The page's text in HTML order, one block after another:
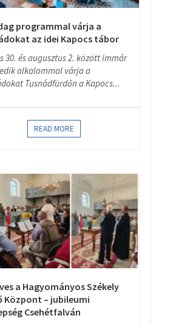
programmal várja a
az idei Kapocs tábor
30. és augusztus 2. között immár
alkalommal várja a
Tusnádfürdőn a Kapocs...
READ MORE
a Hagyományos Székely
Központ – jubileumi
Csehétfalván